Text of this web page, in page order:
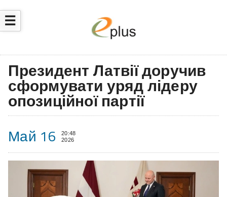
☰
Президент Латвії доручив
сформувати уряд лідеру
опозиційної партії
Май 16
20:48
2026